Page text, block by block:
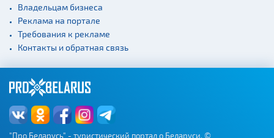
Владельцам бизнеса
Реклама на портале
Требования к рекламе
Контакты и обратная связь
"Про Беларусь" - туристический портал о Беларуси. ©